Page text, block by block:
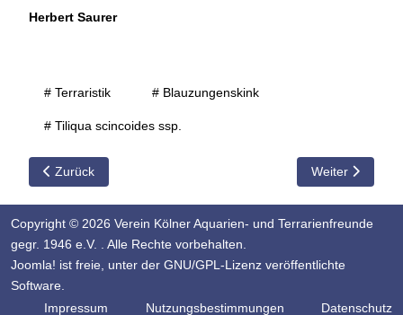
Herbert Saurer
# Terraristik # Blauzungenskink
# Tiliqua scincoides ssp.
Vorheriger Beitrag: Terraristische Schnecken
Zurück Nächster
Weiter
Copyright © 2026 Verein Kölner Aquarien- und Terrarienfreunde
gegr. 1946 e.V. . Alle Rechte vorbehalten.
Joomla! ist freie, unter der GNU/GPL-Lizenz veröffentlichte
Software.
Impressum
Nutzungsbestimmungen Datenschutz